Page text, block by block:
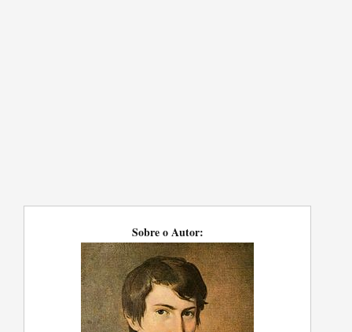
Sobre o Autor: